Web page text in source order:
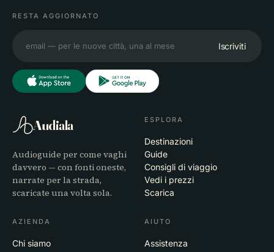
RESTA AGGIORNATO
Iscriviti
Audiala
Audioguide per come vaghi
davvero — con fonti oneste,
narrate per la strada,
scaricate una volta sola.
ESPLORA
Destinazioni
Guide
Consigli di viaggio
Vedi i prezzi
Scarica
AZIENDA
Chi siamo
AIUTO
Assistenza